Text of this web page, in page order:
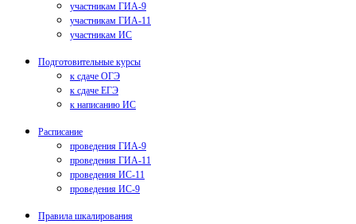
участникам ГИА-9
участникам ГИА-11
участникам ИС
Подготовительные курсы
к сдаче ОГЭ
к сдаче ЕГЭ
к написанию ИС
Расписание
проведения ГИА-9
проведения ГИА-11
проведения ИС-11
проведения ИС-9
Правила шкалирования